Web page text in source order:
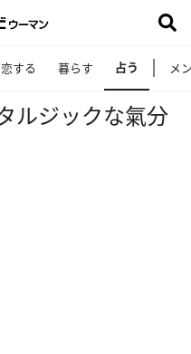
恋する 暮らす 占う メ
ルジックな氣分